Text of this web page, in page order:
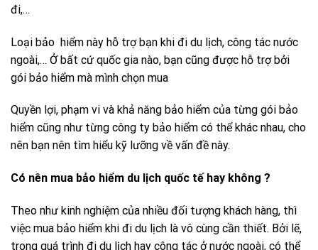
đi,…
Loại bảo hiểm này hỗ trợ bạn khi đi du lịch, công tác nước
ngoài,… Ở bất cứ quốc gia nào, bạn cũng được hỗ trợ bởi
gói bảo hiểm mà mình chọn mua
Quyền lợi, phạm vi và khả năng bảo hiểm của từng gói bảo
hiểm cũng như từng công ty bảo hiểm có thể khác nhau, cho
nên bạn nên tìm hiểu kỹ lưỡng về vấn đề này.
Có nên mua bảo hiểm du lịch quốc tế hay không ?
Theo như kinh nghiệm của nhiều đối tượng khách hàng, thì
việc mua bảo hiểm khi đi du lịch là vô cùng cần thiết. Bởi lẽ,
trong quá trình đi du lịch hay công tác ở nước ngoài, có thể